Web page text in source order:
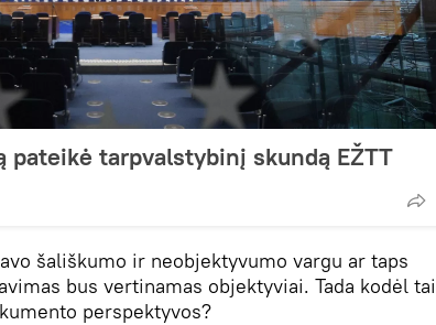
pateikė tarpvalstybinį skundą EŽTT
šališkumo ir neobjektyvumo vargu ar taps
bus vertinamas objektyviai. Tada kodėl tai
perspektyvos?